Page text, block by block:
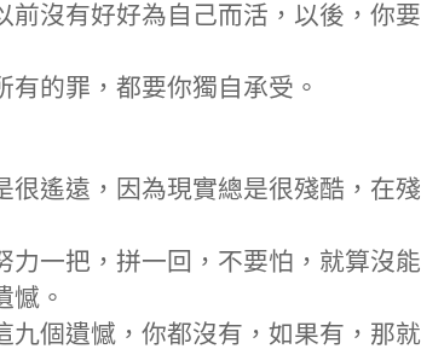
沒有好好為自己而活，以後，你要
的罪，都要你獨自承受。
遙遠，因為現實總是很殘酷，在殘
一把，拼一回，不要怕，就算沒能
憾。
九個遺憾，你都沒有，如果有，那就